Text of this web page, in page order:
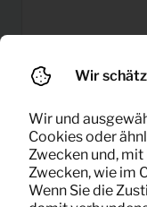
TV-Schrank
Wir
Wir und
Cookies oder
Zwecken und,
Zwecken, wie im
Wenn Sie die